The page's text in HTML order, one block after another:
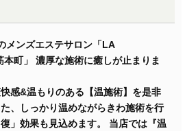
メンズエステサロン「LA
町」 濃厚な施術に癒しが止まりま
感&温もりのある【温施術】を是非
、しっかり温めながらきわ施術を行
」効果も見込めます。 当店では『温